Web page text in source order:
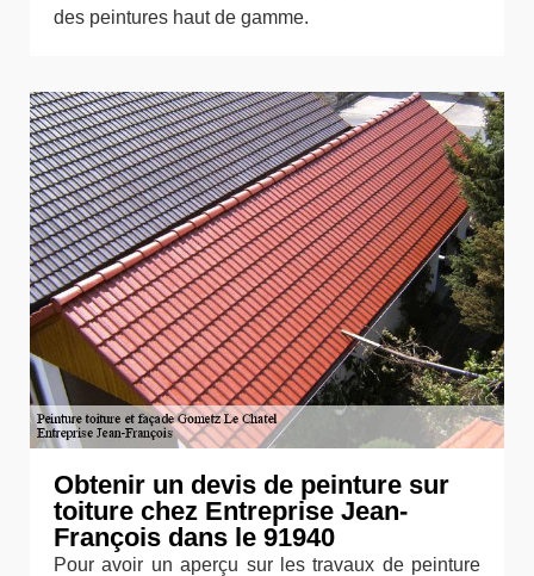
des peintures haut de gamme.
Obtenir un devis de peinture sur
toiture chez Entreprise Jean-
François dans le 91940
Pour avoir un aperçu sur les travaux de peinture